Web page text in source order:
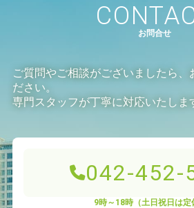
お問合せ
ご質問やご相談がございましたら、
ださい。
専門スタッフが丁寧に対応いたしま
042-452-
9時～18時（土日祝日は定